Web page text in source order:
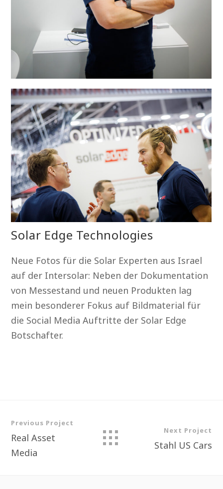
Solar Edge Technologies
Neue Fotos für die Solar Experten aus Israel
auf der Intersolar: Neben der Dokumentation
von Messestand und neuen Produkten lag
mein besonderer Fokus auf Bildmaterial für
die Social Media Auftritte der Solar Edge
Botschafter.
Previous Project
Real Asset
Media
Next Project
Stahl US Cars